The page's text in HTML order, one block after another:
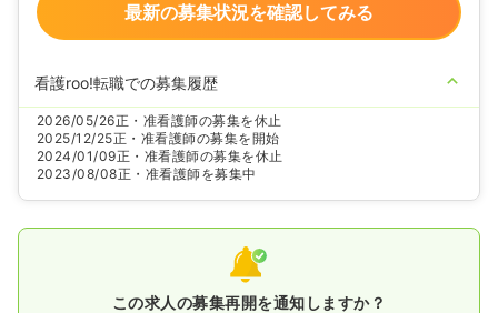
最新の募集状況を確認してみる
看護roo!転職での募集履歴
2026/05/26正・准看護師の募集を休止
2025/12/25正・准看護師の募集を開始
2024/01/09正・准看護師の募集を休止
2023/08/08正・准看護師を募集中
この求人の募集再開を通知しますか？